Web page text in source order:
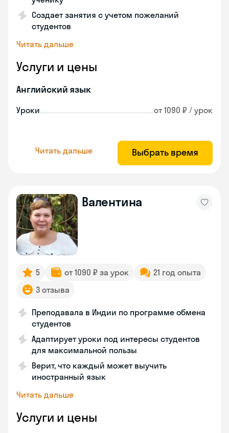
Создает занятия с учетом пожеланий
студентов
Читать дальше
Услуги и цены
Английский язык
Уроки от 1090 ₽ / урок
Читать дальше Выбрать время
Валентина
5 от 1090 ₽ за урок
21 год опыта
3 отзыва
Преподавала в Индии по программе обмена
студентов
Адаптирует уроки под интересы студентов
для максимальной пользы
Верит, что каждый может выучить
иностранный язык
Читать дальше
Услуги и цены